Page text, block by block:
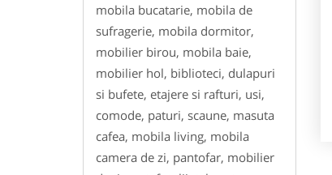
mobila bucatarie, mobila de
sufragerie, mobila dormitor,
mobilier birou, mobila baie,
mobilier hol, biblioteci, dulapuri
si bufete, etajere si rafturi, usi,
comode, paturi, scaune, masuta
cafea, mobila living, mobila
camera de zi, pantofar, mobilier